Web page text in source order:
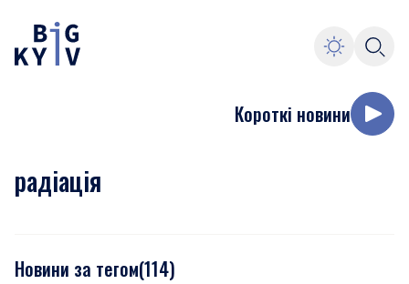
Короткі новини
радіація
Новини за тегом(114)